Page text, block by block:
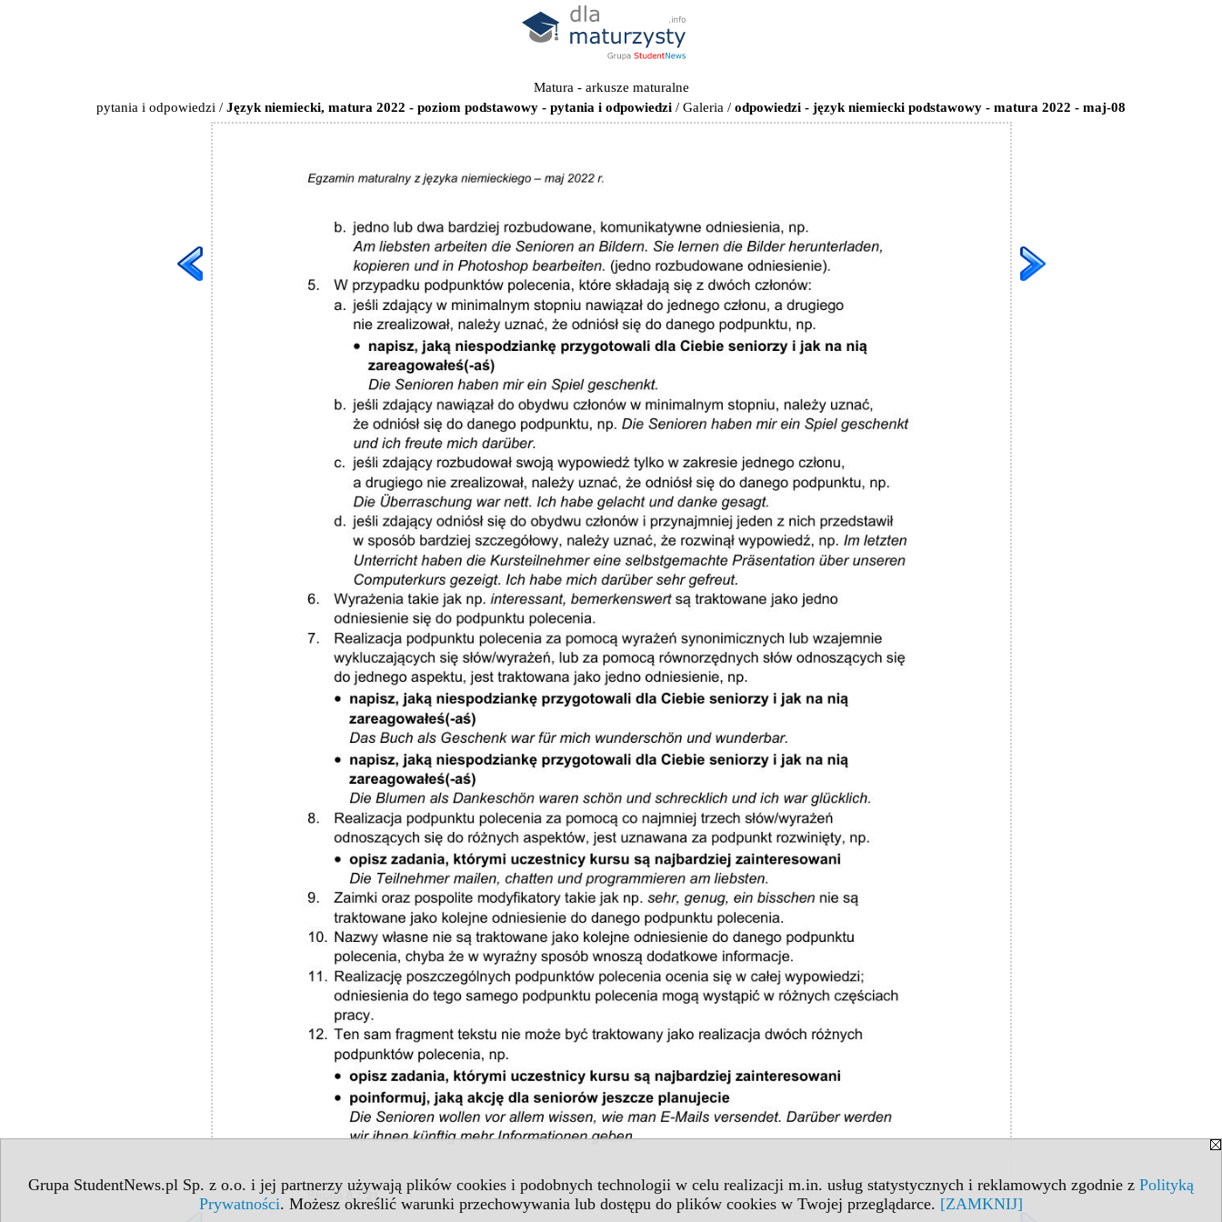
Grupa StudentNews.pl Sp. z o.o. i jej partnerzy używają plików cookies i podobnych technologii w celu realizacji m.in. usług statystycznych i reklamowych zgodnie z Polityką
Prywatności. Możesz określić warunki przechowywania lub dostępu do plików cookies w Twojej przeglądarce. [ZAMKNIJ]
Matura - arkusze maturalne
pytania i odpowiedzi / Język niemiecki, matura 2022 - poziom podstawowy - pytania i odpowiedzi / Galeria / odpowiedzi - język niemiecki podstawowy - matura 2022 - maj-08